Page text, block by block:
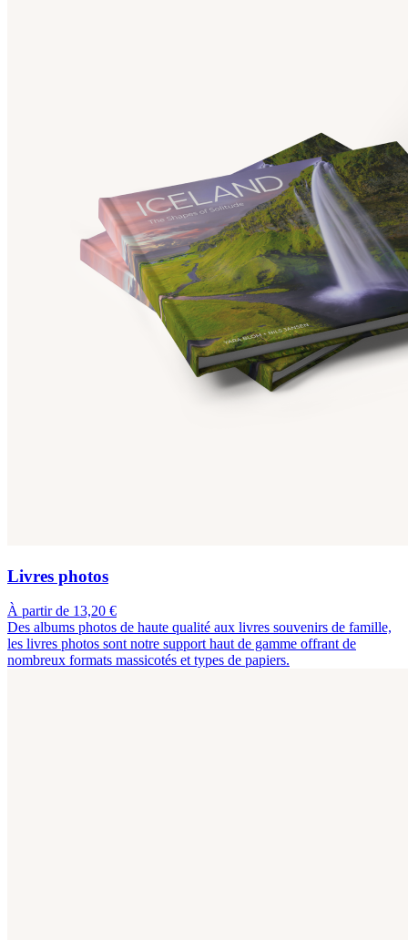
Livres photos
À partir de 13,20 €
Des albums photos de haute qualité aux livres souvenirs de famille,
les livres photos sont notre support haut de gamme offrant de
nombreux formats massicotés et types de papiers.